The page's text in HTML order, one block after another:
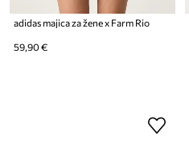
adidas majica za žene x Farm Rio
59,90 €